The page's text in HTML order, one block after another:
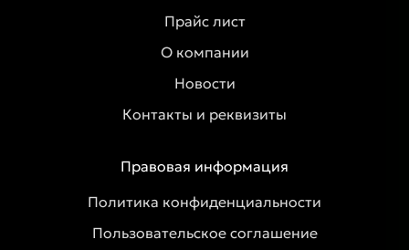
Прайс лист
О компании
Новости
Контакты и реквизиты
Правовая информация
Политика конфиденциальности
Пользовательское соглашение